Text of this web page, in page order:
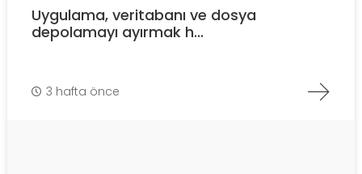
Uygulama, veritabanı ve dosya
depolamayı ayırmak h...
3 hafta önce